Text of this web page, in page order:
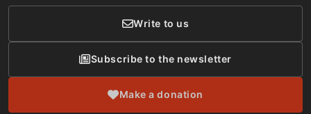
Write to us
Subscribe to the newsletter
Make a donation